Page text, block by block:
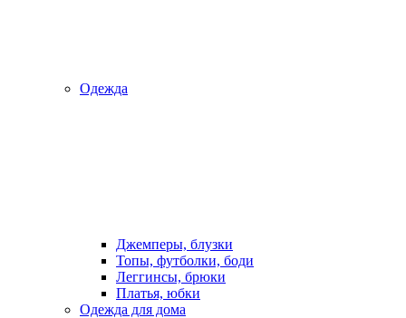
Одежда
Джемперы, блузки
Топы, футболки, боди
Леггинсы, брюки
Платья, юбки
Одежда для дома